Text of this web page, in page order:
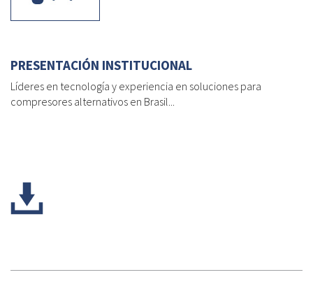
PRESENTACIÓN INSTITUCIONAL
Líderes en tecnología y experiencia en soluciones para
compresores alternativos en Brasil...